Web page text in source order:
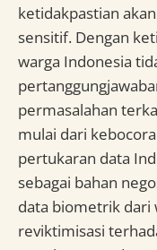
ketidakpastian
sensitif. Dengan
warga Indonesia
permasalahan
mulai dari
pertukaran data
sebagai bahan
data biometrik dari
reviktimisasi